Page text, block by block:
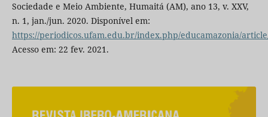
Sociedade e Meio Ambiente, Humaitá (AM), ano 13, v. XXV,
n. 1, jan./jun. 2020. Disponível em:
https://periodicos.ufam.edu.br/index.php/educamazonia/
Acesso em: 22 fev. 2021.